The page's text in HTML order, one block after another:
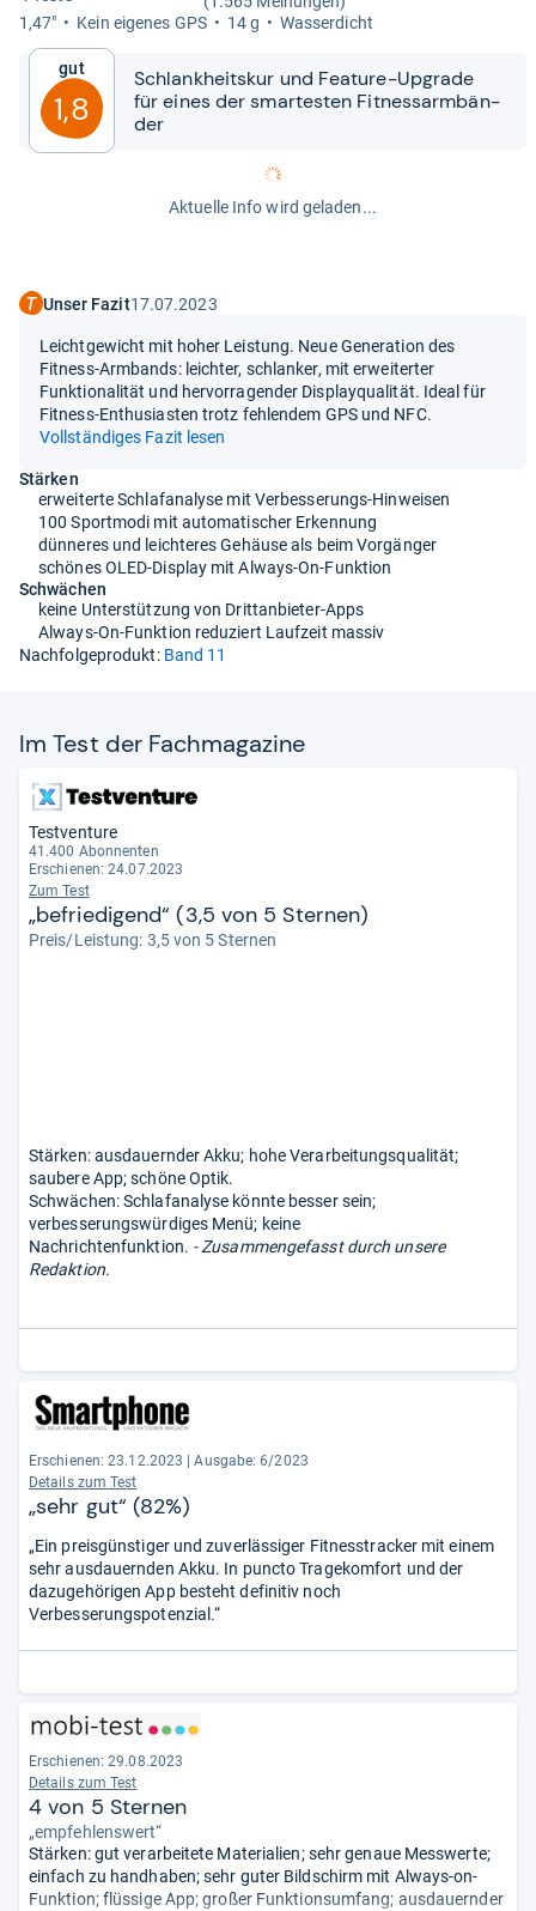
1,47"
Kein eige­nes GPS 14 g Was­ser­dicht
Gut
1,8
Schlank­heits­kur und Fea­ture-​​Upgrade
für eines der smar­tes­ten Fit­ness­arm­bän­
der
Aktuelle Info wird geladen...
Unser Fazit17.07.2023
Leichtgewicht mit hoher Leistung. Neue Generation des
Fitness-Armbands: leichter, schlanker, mit erweiterter
Funktionalität und hervorragender Displayqualität. Ideal für
Fitness-Enthusiasten trotz fehlendem GPS und NFC.
Vollständiges Fazit lesen
Stärken
erweiterte Schlafanalyse mit Verbesserungs-Hinweisen
100 Sportmodi mit automatischer Erkennung
dünneres und leichteres Gehäuse als beim Vorgänger
schönes OLED-Display mit Always-On-Funktion
Schwächen
keine Unterstützung von Drittanbieter-Apps
Always-On-Funktion reduziert Laufzeit massiv
Nachfolgeprodukt: Band 11
Im Test der Fach­ma­ga­zine
Testventure
41.400 Abonnenten
Erschienen: 24.07.2023
Zum Test
„befriedigend“ (3,5 von 5 Sternen)
Preis/Leistung: 3,5 von 5 Sternen
Stärken: ausdauernder Akku; hohe Verarbeitungsqualität;
saubere App; schöne Optik.
Schwächen: Schlafanalyse könnte besser sein;
verbesserungswürdiges Menü; keine
Nachrichtenfunktion. - Zusammengefasst durch unsere
Redaktion.
Erschienen: 23.12.2023
Ausgabe: 6/2023
Details zum Test
„sehr gut“ (82%)
„Ein preisgünstiger und zuverlässiger Fitnesstracker mit einem
sehr ausdauernden Akku. In puncto Tragekomfort und der
dazugehörigen App besteht definitiv noch
Verbesserungspotenzial.“
Erschienen: 29.08.2023
Details zum Test
4 von 5 Sternen
„empfehlenswert“
Stärken: gut verarbeitete Materialien; sehr genaue Messwerte;
einfach zu handhaben; sehr guter Bildschirm mit Always-on-
Funktion; flüssige App; großer Funktionsumfang; ausdauernder